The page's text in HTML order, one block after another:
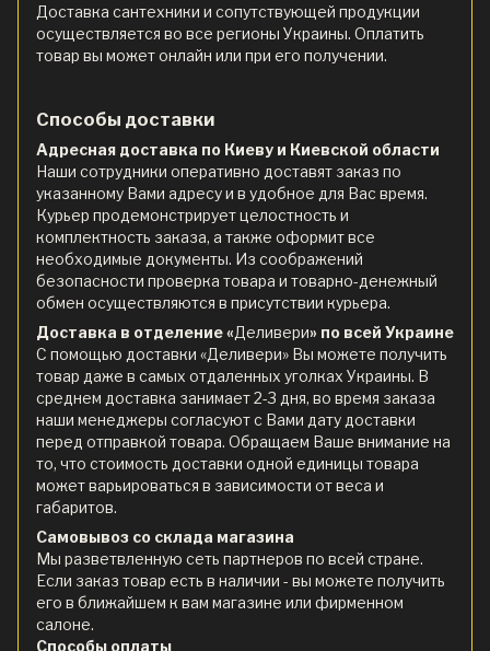
Доставка сантехники и сопутствующей продукции
осуществляется во все регионы Украины. Оплатить
товар вы может онлайн или при его получении.
Способы доставки
Адресная доставка по Киеву и Киевской области
Наши сотрудники оперативно доставят заказ по
указанному Вами адресу и в удобное для Вас время.
Курьер продемонстрирует целостность и
комплектность заказа, а также оформит все
необходимые документы. Из соображений
безопасности проверка товара и товарно-денежный
обмен осуществляются в присутствии курьера.
Доставка в отделение «Деливери» по всей Украине
С помощью доставки «Деливери» Вы можете получить
товар даже в самых отдаленных уголках Украины. В
среднем доставка занимает 2-3 дня, во время заказа
наши менеджеры согласуют с Вами дату доставки
перед отправкой товара. Обращаем Ваше внимание на
то, что стоимость доставки одной единицы товара
может варьироваться в зависимости от веса и
габаритов.
Самовывоз со склада магазина
Мы разветвленную сеть партнеров по всей стране.
Если заказ товар есть в наличии - вы можете получить
его в ближайшем к вам магазине или фирменном
салоне.
Способы оплаты